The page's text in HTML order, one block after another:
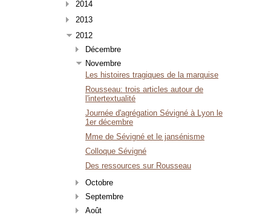
2014
2013
2012
Décembre
Novembre
Les histoires tragiques de la marquise
Rousseau: trois articles autour de
l'intertextualité
Journée d'agrégation Sévigné à Lyon le
1er décembre
Mme de Sévigné et le jansénisme
Colloque Sévigné
Des ressources sur Rousseau
Octobre
Septembre
Août